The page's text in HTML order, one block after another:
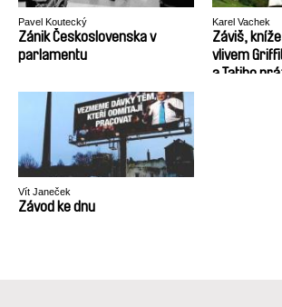
Pavel Koutecký
Zánik Československa v
parlamentu
Karel Vachek
Záviš,
vlivem
a Tatiho
Vít Janeček
Závod ke dnu